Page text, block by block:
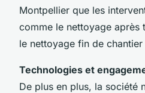
Montpellier que les
comme le nettoyage après
le nettoyage fin de
Technologies et
De plus en plus, la société